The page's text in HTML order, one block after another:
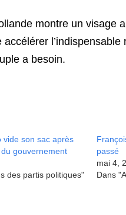
montre un visage
a besoin.
vide son sac après
gouvernement
des partis politiques"
passé
mai 4,
Dans